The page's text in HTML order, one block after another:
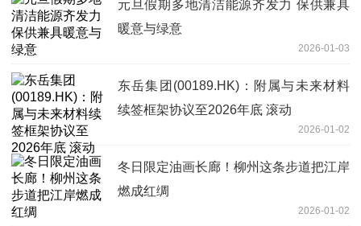
元旦假期多地清洁能源齐发力 保供兼具
暖意与绿意
2026-01-03
东岳集团(00189.HK)：附属与未来材料
续签框架协议至2026年底 滚动
2026-01-02
冬日限定油画长廊！柳州这条步道把江岸
燃成红绸
2026-01-02